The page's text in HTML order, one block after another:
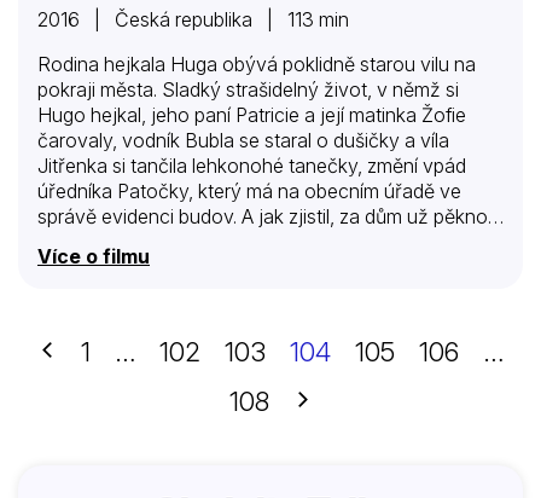
2016 | Česká republika | 113 min
Rodina hejkala Huga obývá poklidně starou vilu na
pokraji města. Sladký strašidelný život, v němž si
Hugo hejkal, jeho paní Patricie a její matinka Žofie
čarovaly, vodník Bubla se staral o dušičky a víla
Jitřenka si tančila lehkonohé tanečky, změní vpád
úředníka Patočky, který má na obecním úřadě ve
správě evidenci budov. A jak zjistil, za dům už pěknou
řádku let nikdo neplatí nájem a nikdo v něm ani
oficiálně nechce bydlet, především proto, že tu straší.
platit, když pan Hugo za hejkání nemá žádnou mzdu
a paní Patricie míchá pouze lektvary, po nichž se
může člověk proměnit ve zvíře či filmovou divu ale
Více o filmu
Předchozí
1 … 102 103 104 105 106
…
108
Další